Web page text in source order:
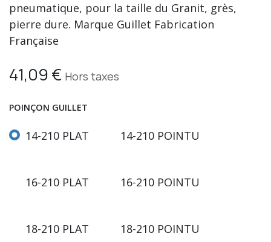
pneumatique, pour la taille du Granit, grès,
pierre dure. Marque Guillet Fabrication
Française
41,09€ Hors taxes
POINÇON GUILLET
14-210 PLAT 14-210 POINTU
16-210 PLAT 16-210 POINTU
18-210 PLAT 18-210 POINTU